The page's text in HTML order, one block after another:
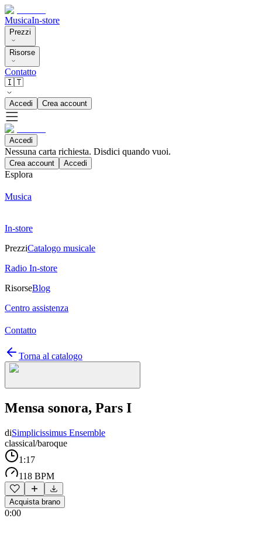
MusicaIn-store
Prezzi
Risorse
Contatto
🇮🇹
Accedi Crea account
Accedi
Nessuna carta richiesta. Disdici quando vuoi.
Crea account Accedi
Esplora
Musica
In-store
PrezziCatalogo musicale
Radio In-store
RisorseBlog
Centro assistenza
Contatto
Torna al catalogo
Mensa sonora, Pars I
diSimplicissimus Ensemble
classical/baroque
1:17
118 BPM
Acquista brano
0:00